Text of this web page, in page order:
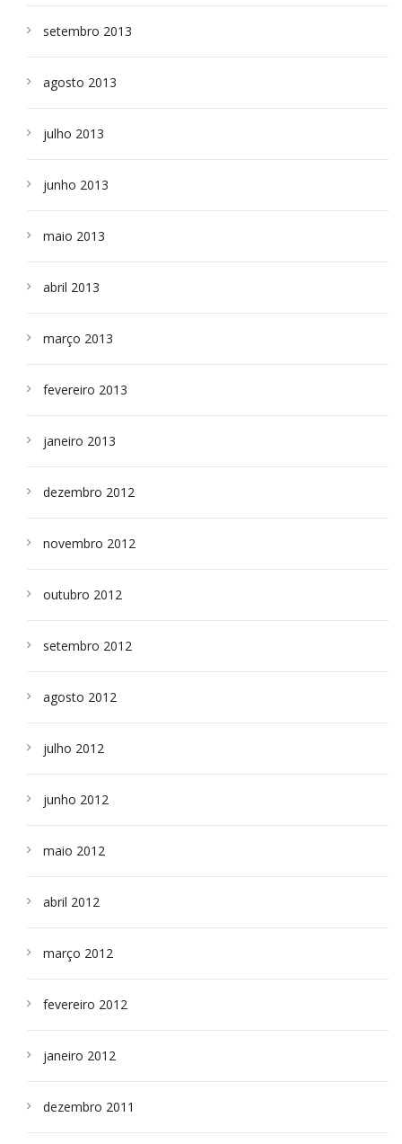
setembro 2013
agosto 2013
julho 2013
junho 2013
maio 2013
abril 2013
março 2013
fevereiro 2013
janeiro 2013
dezembro 2012
novembro 2012
outubro 2012
setembro 2012
agosto 2012
julho 2012
junho 2012
maio 2012
abril 2012
março 2012
fevereiro 2012
janeiro 2012
dezembro 2011